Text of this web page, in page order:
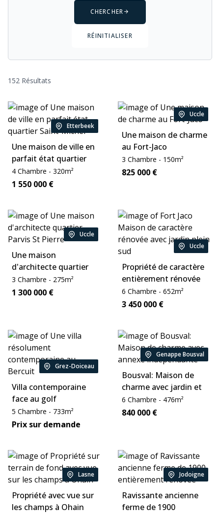
CHERCHER
RÉINITIALISER
152 Résultats
Location:
Etterbeek
Une maison de ville en
parfait état quartier
Saint-Michel
Chambre:
4 Chambre - Zone:
320m²
Price:
1 550 000 €
Location:
Uccle
Une maison de charme
au Fort-Jaco
Chambre:
3 Chambre - Zone:
150m²
Price:
825 000 €
Location:
Uccle
Une maison
d'architecte quartier
Parvis St Pierre
Chambre:
3 Chambre - Zone:
275m²
Price:
1 300 000 €
Location:
Uccle
Propriété de caractère
entièrement rénovée
quartier Fort-Jaco
Chambre:
6 Chambre - Zone:
652m²
Price:
3 450 000 €
Location:
Grez-Doiceau
Villa contemporaine
face au golf
Chambre:
5 Chambre - Zone:
733m²
Price:
Prix sur demande
Location:
Genappe Bousval
Bousval: Maison de
charme avec jardin et
annexe indépendante
Chambre:
6 Chambre - Zone:
476m²
Price:
840 000 €
Location:
Lasne
Propriété avec vue sur
les champs à Ohain
Location:
Jodoigne
Ravissante ancienne
ferme de 1900